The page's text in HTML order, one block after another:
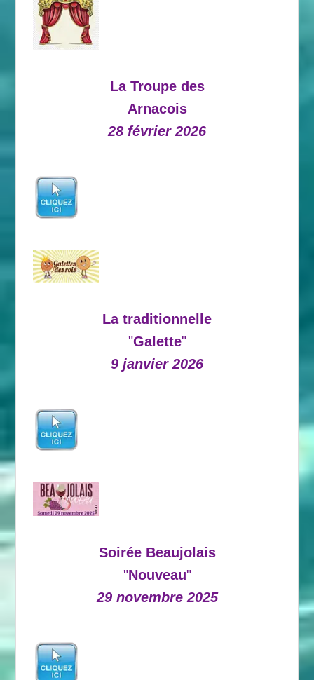
La Troupe des
Arnacois
28 février 2026
La traditionnelle
"Galette"
9 janvier 2026
Soirée Beaujolais
"Nouveau"
29 novembre 2025